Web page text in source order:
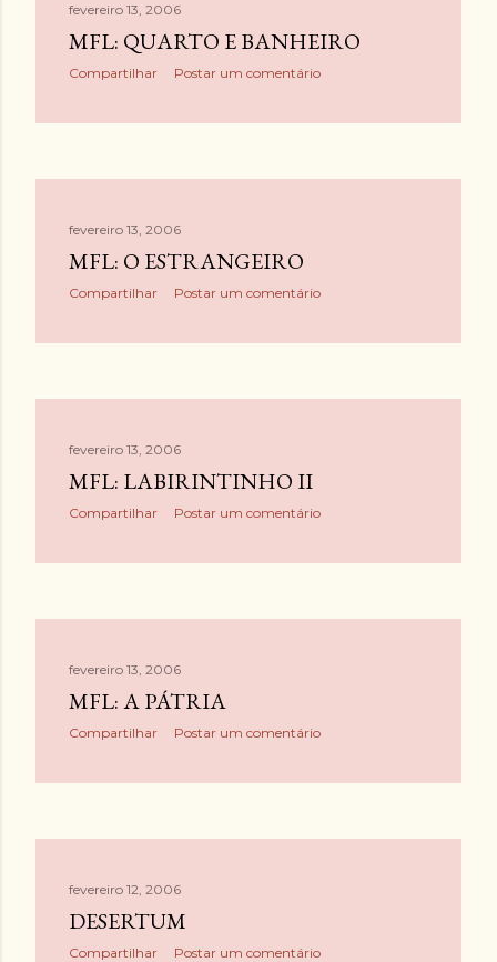
fevereiro 13, 2006
MFL: QUARTO E BANHEIRO
Compartilhar Postar um comentário
fevereiro 13, 2006
MFL: O ESTRANGEIRO
Compartilhar Postar um comentário
fevereiro 13, 2006
MFL: LABIRINTINHO II
Compartilhar Postar um comentário
fevereiro 13, 2006
MFL: A PÁTRIA
Compartilhar Postar um comentário
fevereiro 12, 2006
DESERTUM
Compartilhar Postar um comentário